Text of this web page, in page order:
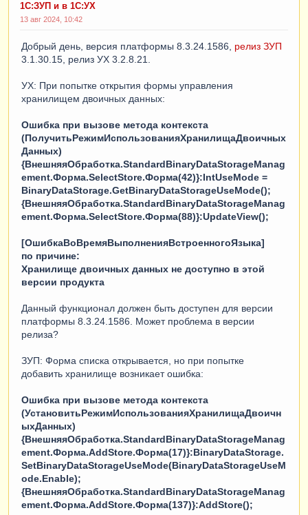
1С:ЗУП и в 1С:УХ
13 авг 2024, 10:42
Добрый день, версия платформы 8.3.24.1586, релиз ЗУП
3.1.30.15, релиз УХ 3.2.8.21.
УХ: При попытке открытия формы управления
хранилищем двоичных данных:
Ошибка при вызове метода контекста
(ПолучитьРежимИспользованияХранилищаДвоичных
Данных)
{ВнешняяОбработка.StandardBinaryDataStorageManag
ement.Форма.SelectStore.Форма(42)}:IntUseMode =
BinaryDataStorage.GetBinaryDataStorageUseMode();
{ВнешняяОбработка.StandardBinaryDataStorageManag
ement.Форма.SelectStore.Форма(88)}:UpdateView();
[ОшибкаВоВремяВыполненияВстроенногоЯзыка]
по причине:
Хранилище двоичных данных не доступно в этой
версии продукта
Данный функционал должен быть доступен для версии
платформы 8.3.24.1586. Может проблема в версии
релиза?
ЗУП: Форма списка открывается, но при попытке
добавить хранилище возникает ошибка:
Ошибка при вызове метода контекста
(УстановитьРежимИспользованияХранилищаДвоичн
ыхДанных)
{ВнешняяОбработка.StandardBinaryDataStorageManag
ement.Форма.AddStore.Форма(17)}:BinaryDataStorage.
SetBinaryDataStorageUseMode(BinaryDataStorageUseM
ode.Enable);
{ВнешняяОбработка.StandardBinaryDataStorageManag
ement.Форма.AddStore.Форма(137)}:AddStore();